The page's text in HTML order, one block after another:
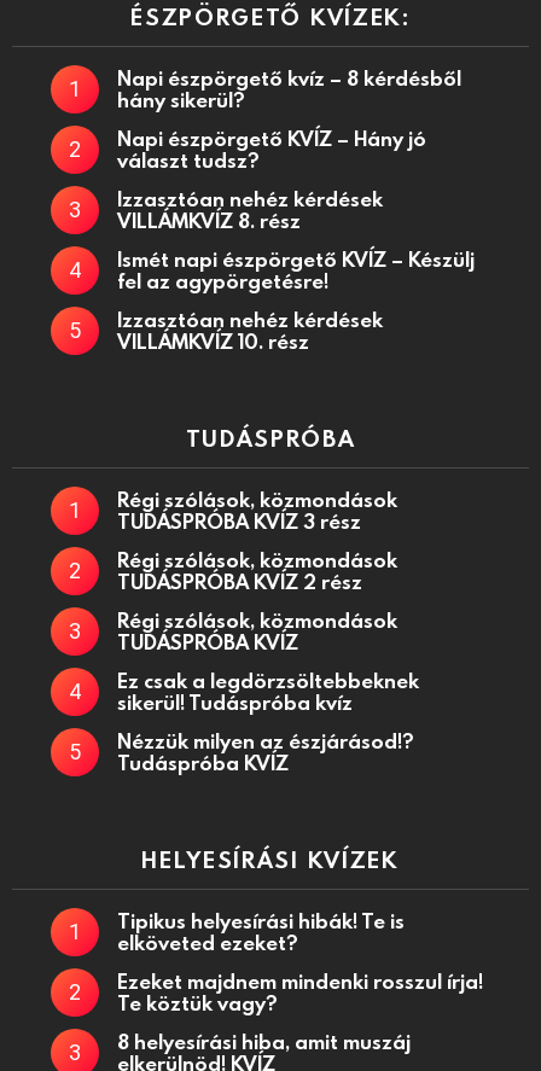
ÉSZPÖRGETŐ KVÍZEK:
Napi észpörgető kvíz – 8 kérdésből
hány sikerül?
Napi észpörgető KVÍZ – Hány jó
választ tudsz?
Izzasztóan nehéz kérdések
VILLÁMKVÍZ 8. rész
Ismét napi észpörgető KVÍZ – Készülj
fel az agypörgetésre!
Izzasztóan nehéz kérdések
VILLÁMKVÍZ 10. rész
TUDÁSPRÓBA
Régi szólások, közmondások
TUDÁSPRÓBA KVÍZ 3 rész
Régi szólások, közmondások
TUDÁSPRÓBA KVÍZ 2 rész
Régi szólások, közmondások
TUDÁSPRÓBA KVÍZ
Ez csak a legdörzsöltebbeknek
sikerül! Tudáspróba kvíz
Nézzük milyen az észjárásod!?
Tudáspróba KVÍZ
HELYESÍRÁSI KVÍZEK
Tipikus helyesírási hibák! Te is
elköveted ezeket?
Ezeket majdnem mindenki rosszul írja!
Te köztük vagy?
8 helyesírási hiba, amit muszáj
elkerülnöd! KVÍZ